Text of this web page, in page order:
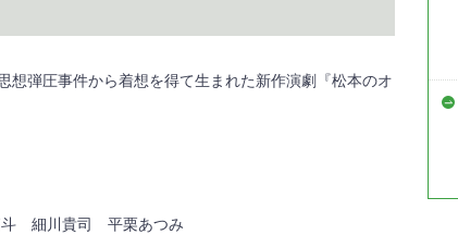
弾圧事件から着想を得て生まれた新作演劇『松本のオ
細川貴司 平栗あつみ